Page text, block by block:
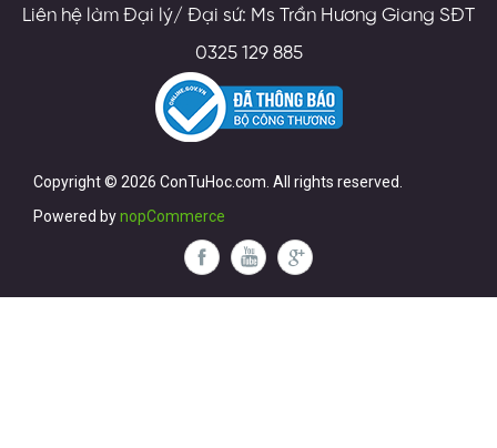
Liên hệ làm Đại lý/ Đại sứ: Ms Trần Hương Giang SĐT
0325 129 885
Copyright © 2026 ConTuHoc.com. All rights reserved.
Powered bynopCommerce